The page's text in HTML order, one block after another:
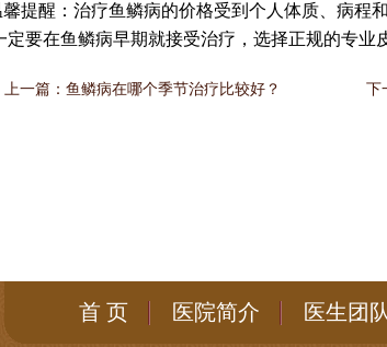
馨提醒：治疗鱼鳞病的价格受到个人体质、病程
定要在鱼鳞病早期就接受治疗，选择正规的专业
上一篇： 鱼鳞病在哪个季节治疗比较好？ 下
首 页 医院简介 医生团队